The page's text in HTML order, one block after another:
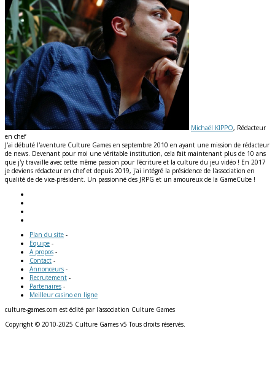
Michaël KIPPO, Rédacteur
en chef
J'ai débuté l'aventure Culture Games en septembre 2010 en ayant une mission de rédacteur
de news. Devenant pour moi une véritable institution, cela fait maintenant plus de 10 ans
que j'y travaille avec cette même passion pour l'écriture et la culture du jeu vidéo ! En 2017
je deviens rédacteur en chef et depuis 2019, j'ai intégré la présidence de l'association en
qualité de de vice-président. Un passionné des JRPG et un amoureux de la GameCube !
Plan du site -
Equipe -
A propos -
Contact -
Annonceurs -
Recrutement -
Partenaires -
Meilleur casino en ligne
culture-games.com est édité par l'association Culture Games
Copyright © 2010-2025 Culture Games v5 Tous droits réservés.